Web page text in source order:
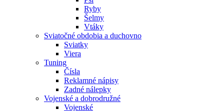
Ryby
Šelmy
Vtáky
Sviatočné obdobia a duchovno
Sviatky
Viera
Tuning
Čísla
Reklamné nápisy
Zadné nálepky
Vojenské a dobrodružné
Vojenské